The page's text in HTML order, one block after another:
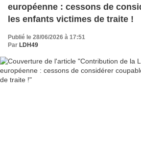
européenne : cessons de
les enfants victimes de traite !
Publié le 28/06/2026 à 17:51
Par LDH49